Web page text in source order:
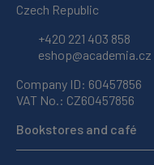
Czech Republic
+420 221 403 858
eshop@academia.cz
Company ID: 60457856
VAT No.: CZ60457856
Bookstores and café